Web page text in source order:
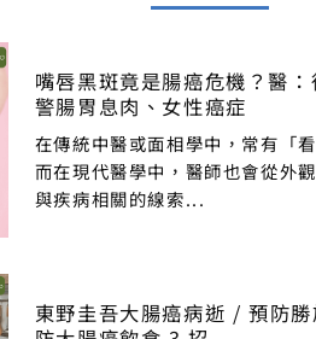
嘴唇黑斑竟是腸癌危機？醫
警腸胃息肉、女性癌症
在傳統中醫或面相學中，常有「
而在現代醫學中，醫師也會從外
與疾病相關的線索...
東野圭吾大腸癌病逝 / 預防